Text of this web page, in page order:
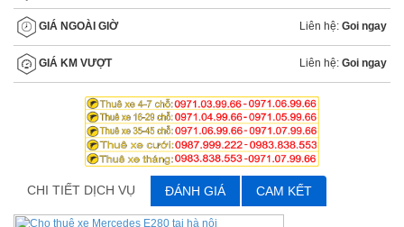
GIÁ NGOÀI GIỜ Liên hệ: Goi ngay
GIÁ KM VƯỢT Liên hệ: Goi ngay
CHI TIẾT DỊCH VỤ ĐÁNH GIÁ CAM KẾT